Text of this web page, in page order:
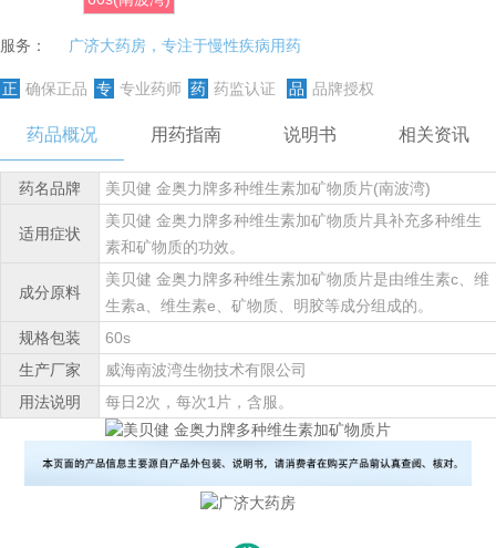
服务： 广济大药房，专注于慢性疾病用药
正 确保正品 专 专业药师 药 药监认证 品 品牌授权
药品概况 用药指南 说明书 相关资讯
药名品牌 美贝健 金奥力牌多种维生素加矿物质片(南波湾)
适用症状
美贝健 金奥力牌多种维生素加矿物质片具补充多种维生
素和矿物质的功效。
成分原料
美贝健 金奥力牌多种维生素加矿物质片是由维生素c、维
生素a、维生素e、矿物质、明胶等成分组成的。
规格包装
60s
生产厂家
威海南波湾生物技术有限公司
用法说明
每日2次，每次1片，含服。